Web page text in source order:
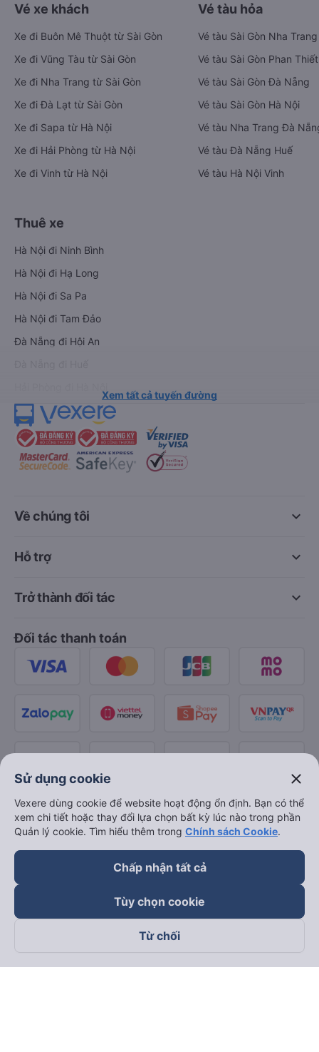
Vé xe khách
Xe đi Buôn Mê Thuột từ Sài Gòn
Xe đi Vũng Tàu từ Sài Gòn
Xe đi Nha Trang từ Sài Gòn
Xe đi Đà Lạt từ Sài Gòn
Xe đi Sapa từ Hà Nội
Xe đi Hải Phòng từ Hà Nội
Xe đi Vinh từ Hà Nội
Vé tàu hỏa
Vé tàu Sài Gòn Nha Trang
Vé tàu Sài Gòn Phan Thiết
Vé tàu Sài Gòn Đà Nẵng
Vé tàu Sài Gòn Hà Nội
Vé tàu Nha Trang Đà
Vé tàu Đà Nẵng Huế
Vé tàu Hà Nội Vinh
Thuê xe
Hà Nội đi Ninh Bình
Hà Nội đi Hạ Long
Hà Nội đi Sa Pa
Hà Nội đi Tam Đảo
Đà Nẵng đi Hội An
Xem tất cả tuyến đường
keyboard_arrow_down
Về chúng tôi
keyboard_arrow_down
Hỗ trợ
keyboard_arrow_down
Trở thành đối tác
Đối tác thanh toán
Theo dõi chúng tôi trên
Sử dụng cookie close
Vexere dùng cookie để website hoạt động ổn định. Bạn có thể
xem chi tiết hoặc thay đổi lựa chọn bất kỳ lúc nào trong phần
Quản lý cookie. Tìm hiểu thêm trong Chính sách Cookie.
Chấp nhận tất cả
Tùy chọn cookie
Từ chối